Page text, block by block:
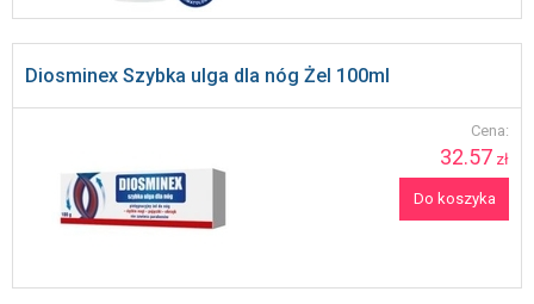
Diosminex Szybka ulga dla nóg Żel 100ml
Cena:
32.57 zł
Do koszyka